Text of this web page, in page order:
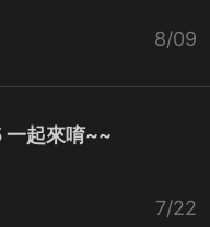
8/09
起來唷~~
7/22